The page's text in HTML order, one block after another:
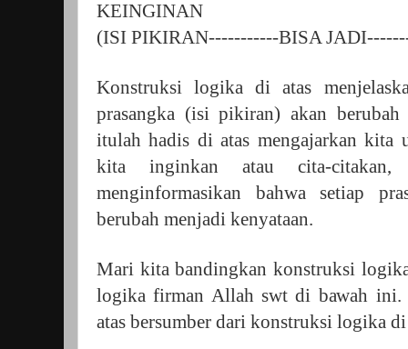
KEINGINAN
(ISI PIKIRAN-----------BISA
Konstruksi logika di atas
prasangka (isi pikiran) akan
itulah hadis di atas mengajarkan kita
kita inginkan atau cita-
menginformasikan bahwa setiap
berubah menjadi kenyataan.
Mari kita bandingkan konstruksi
logika firman Allah swt di bawah
atas bersumber dari konstruksi logika